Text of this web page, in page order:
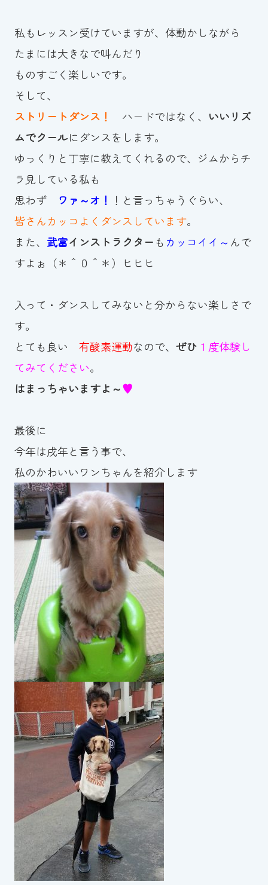
私もレッスン受けていますが、体動かしながら
たまには大きなで叫んだり
ものすごく楽しいです。
そして、
ストリートダンス！
ハードではなく、 いいリズ
ムでクールにダンスをします。
ゆっくりと丁寧に教えてくれるので、ジムからチ
ラ見している私も
思わず
ワァ～オ！
！と言っちゃうぐらい、
皆さんカッコよくダンスしています。
また、 武富インストラクターも カッコイイ～ んで
すよぉ（＊＾０＾＊）ヒヒヒ
入って・ダンスしてみないと分からない楽しさで
す。
とても良い 有酸素運動なので、 ぜひ １度体験し
てみてください。
はまっちゃいますよ～♥
最後に
今年は戌年と言う事で、
私のかわいいワンちゃんを紹介します